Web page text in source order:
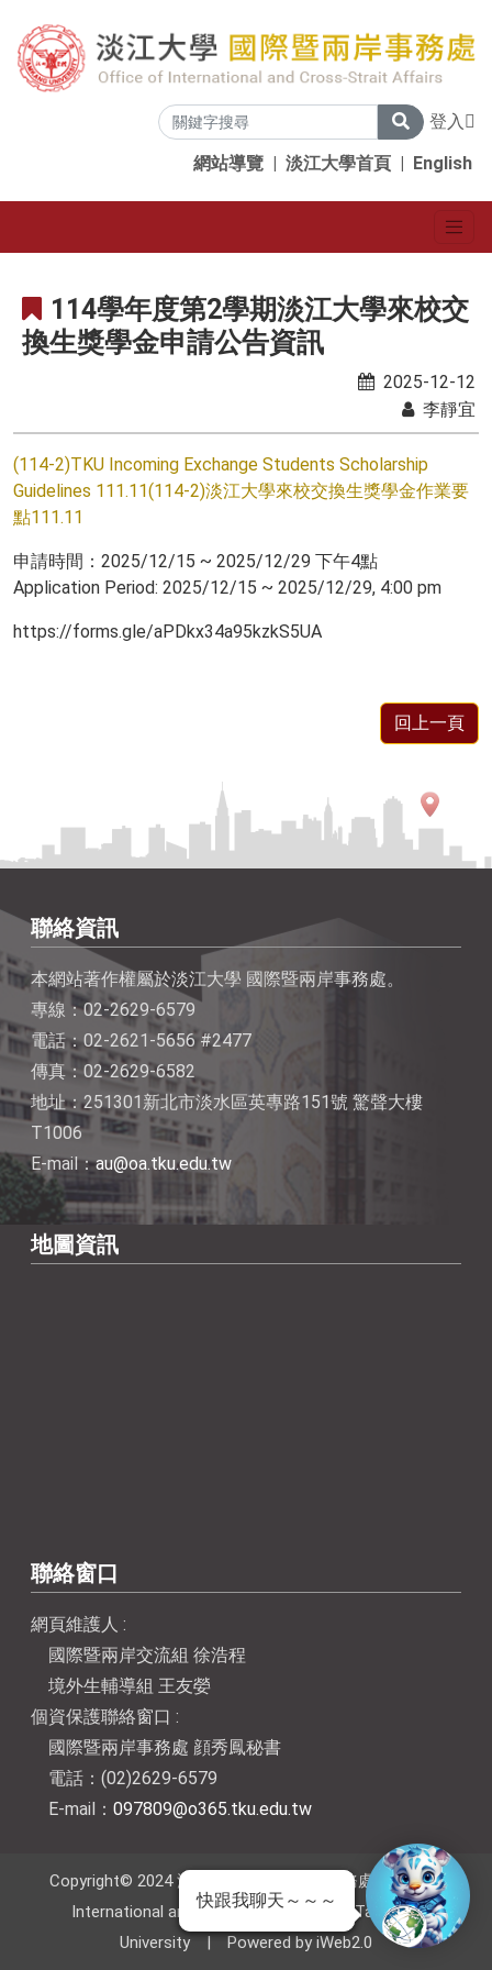
登入
網站導覽 | 淡江大學首頁 | English
114學年度第2學期淡江大學來校交
換生獎學金申請公告資訊
2025-12-12
李靜宜
(114-2)TKU Incoming Exchange Students Scholarship
Guidelines 111.11(114-2)淡江大學來校交換生獎學金作業要
點111.11
申請時間：2025/12/15 ~ 2025/12/29 下午4點
Application Period: 2025/12/15 ~ 2025/12/29, 4:00 pm
https://forms.gle/aPDkx34a95kzkS5UA
回上一頁
聯絡資訊
本網站著作權屬於淡江大學 國際暨兩岸事務處。
專線：02-2629-6579
電話：02-2621-5656 #2477
傳真：02-2629-6582
地址：251301新北市淡水區英專路151號 驚聲大樓
T1006
E-mail：au@oa.tku.edu.tw
地圖資訊
聯絡窗口
網頁維護人 :
國際暨兩岸交流組 徐浩程
境外生輔導組 王友嫈
個資保護聯絡窗口 :
國際暨兩岸事務處 顔秀鳳秘書
電話：(02)2629-6579
E-mail： 097809@o365.tku.edu.tw
Copyright© 2024 淡江大學國際暨兩岸事務處 Office of
International and Cross-Strait Affairs, Tamkang
University | Powered by iWeb2.0
快跟我聊天～～～